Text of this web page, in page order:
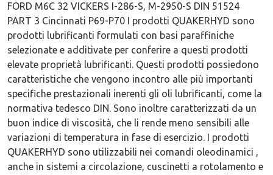
FORD M6C 32 VICKERS I-286-S, M-2950-S DIN 51524
PART 3 Cincinnati P69-P70 I prodotti QUAKERHYD sono
prodotti lubrificanti formulati con basi paraffiniche
selezionate e additivate per conferire a questi prodotti
elevate proprietà lubrificanti. Questi prodotti possiedono
caratteristiche che vengono incontro alle più importanti
specifiche prestazionali inerenti gli oli lubrificanti, come la
normativa tedesco DIN. Sono inoltre caratterizzati da un
buon indice di viscosità, che li rende meno sensibili alle
variazioni di temperatura in fase di esercizio. I prodotti
QUAKERHYD sono utilizzabili nei comandi oleodinamici ,
anche in sistemi a circolazione, cuscinetti a rotolamento e